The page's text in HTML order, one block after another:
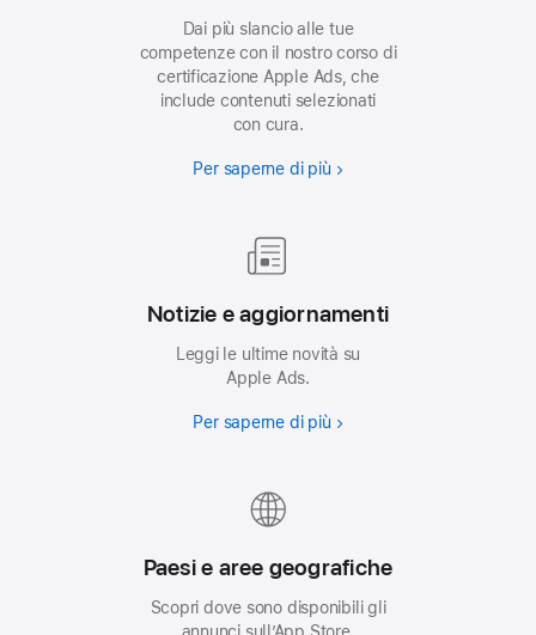
Dai più slancio alle tue
competenze con il nostro corso di
certificazione Apple Ads, che
include contenuti selezionati
con cura.
Per saperne di più
Notizie e aggiornamenti
Leggi le ultime novità su
Apple Ads.
Per saperne di più
Paesi e aree geografiche
Scopri dove sono disponibili gli